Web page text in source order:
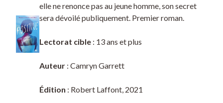
elle ne renonce pas au jeune homme, son secret
sera dévoilé publiquement. Premier roman.
Lectorat cible : 13 ans et plus
Auteur : Camryn Garrett
Édition : Robert Laffont, 2021